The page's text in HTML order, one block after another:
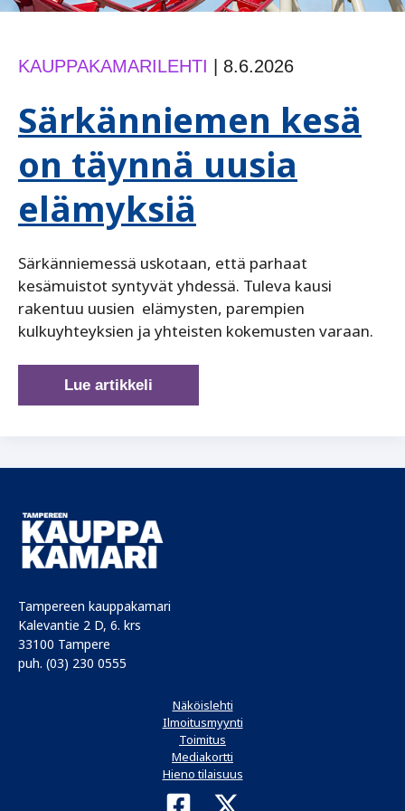
KAUPPAKAMARILEHTI 8.6.2026
Särkänniemen kesä
on täynnä uusia
elämyksiä
Särkänniemessä uskotaan, että parhaat
kesämuistot syntyvät yhdessä. Tuleva kausi
rakentuu uusien elämysten, parempien
kulkuyhteyksien ja yhteisten kokemusten varaan.
Särkänniemen
kesä
Lue artikkeli
Tampereen kauppakamari
Kalevantie 2 D, 6. krs
33100 Tampere
puh. (03) 230 0555
Näköislehti
Ilmoitusmyynti
Toimitus
Mediakortti
Hieno tilaisuus